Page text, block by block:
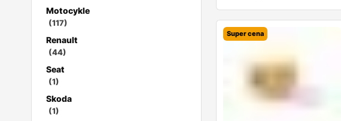
Motocykle
(117)
Renault
(44)
Seat
(1)
Skoda
(1)
Super cena